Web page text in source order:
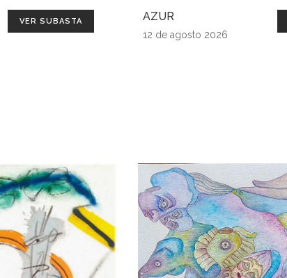
VER SUBASTA AZUR
12 de agosto 2026